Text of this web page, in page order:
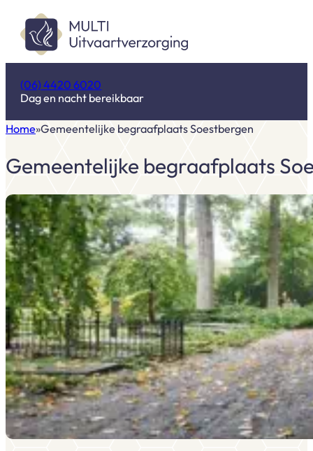
(06) 4420 6020
Dag en nacht bereikbaar
Home Gemeentelijke begraafplaats Soestbergen
Gemeentelijke begraafplaats